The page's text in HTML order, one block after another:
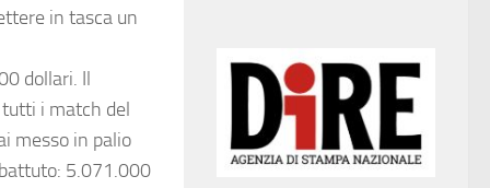
in tasca un
dollari. Il
i match del
messo in palio
5.071.000